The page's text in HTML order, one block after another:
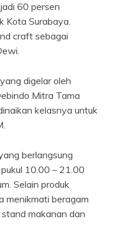
60 persen
Kota Surabaya.
craft sebagai
digelar oleh
Mitra Tama
kelasnya untuk
berlangsung
10.00 – 21.00
Selain produk
menikmati beragam
makanan dan